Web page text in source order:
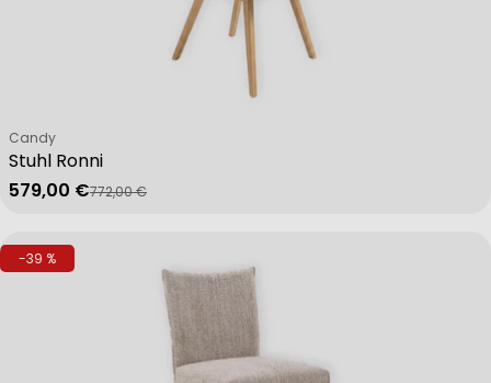
Stuhl Ronni
Verkäufer:
Candy
Verkaufspreis
579,00 €
Regulärer Preis
772,00 €
-39 %